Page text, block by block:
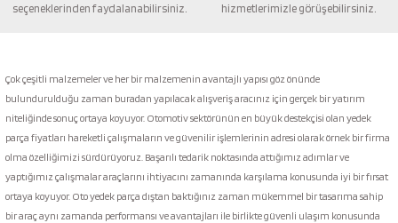
Gönder
seçeneklerinden faydalanabilirsiniz.
hizmetlerimizle görüşebilirsiniz.
Çok çeşitli malzemeler ve her bir malzemenin avantajlı yapısı göz önünde
bulundurulduğu zaman buradan yapılacak alışveriş aracınız için gerçek bir yatırım
niteliğinde sonuç ortaya koyuyor. Otomotiv sektörünün en büyük destekçisi olan yedek
parça fiyatları hareketli çalışmaların ve güvenilir işlemlerinin adresi olarak örnek bir firma
olma özelliğimizi sürdürüyoruz. Başarılı tedarik noktasında attığımız adımlar ve
yaptığımız çalışmalar araçlarını ihtiyacını zamanında karşılama konusunda iyi bir fırsat
ortaya koyuyor. Oto yedek parça dıştan baktığınız zaman mükemmel bir tasarıma sahip
bir araç aynı zamanda performansı ve avantajları ile birlikte güvenli ulaşım konusunda